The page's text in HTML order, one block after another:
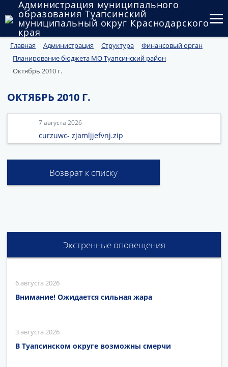
Администрация муниципального
образования Туапсинский
муниципальный округ Краснодарского
края
Округ
Администрация
Муниципальные закупки
Государственный и муниципальный контроль
Муниципальное имущество
Публичные слушания и общественные обсуждения
Документы
Главная Администрация Структура
Финансовый орган
Планирование бюджета МО Туапсинский район
Октябрь 2010 г.
ОКТЯБРЬ 2010 Г.
7 августа 2026
curzuwc- zjamljjefvnj.zip
Возврат к списку
Экстренные оповещения
6 августа 2026
Внимание! Ожидается сильная жара
3 августа 2026
В Туапсинском округе возможны смерчи